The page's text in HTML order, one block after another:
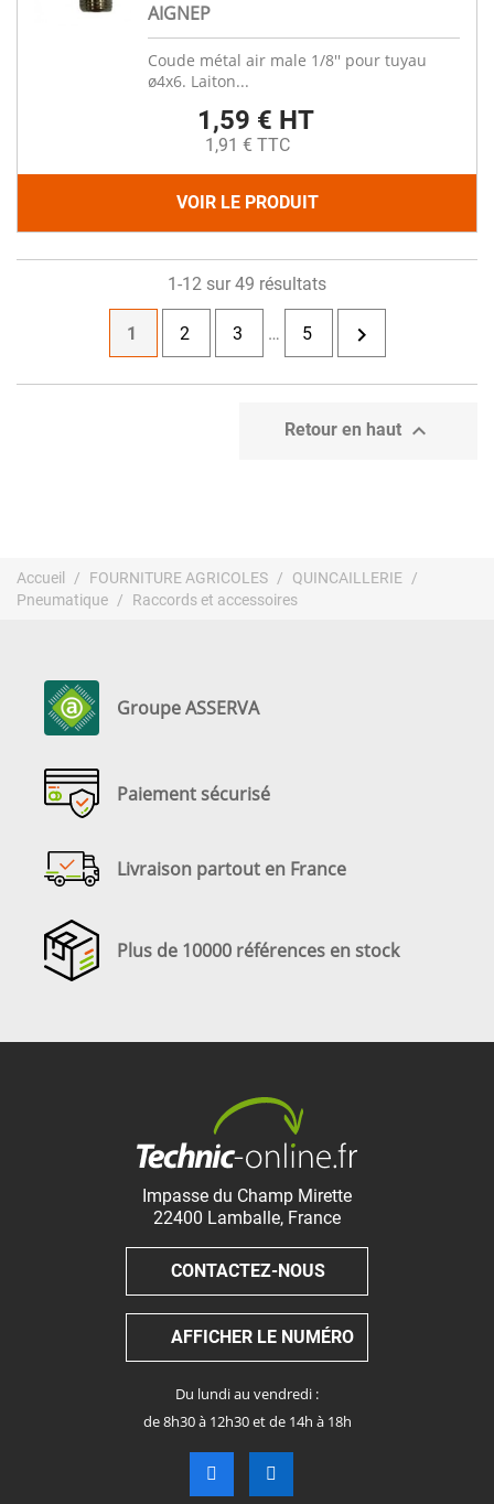
AIGNEP
Coude métal air male 1/8'' pour tuyau
ø4x6. Laiton...
1,59 € HT
1,91 € TTC
VOIR LE PRODUIT
1-12 sur 49 résultats
1 2 3 … 5 
Retour en haut 
Accueil FOURNITURE AGRICOLES
QUINCAILLERIE
Pneumatique
Raccords et accessoires
Groupe ASSERVA
Paiement sécurisé
Livraison partout en France
Plus de 10000 références en stock
Impasse du Champ Mirette
22400 Lamballe, France
CONTACTEZ-NOUS
AFFICHER LE NUMÉRO
Du lundi au vendredi :
de 8h30 à 12h30 et de 14h à 18h